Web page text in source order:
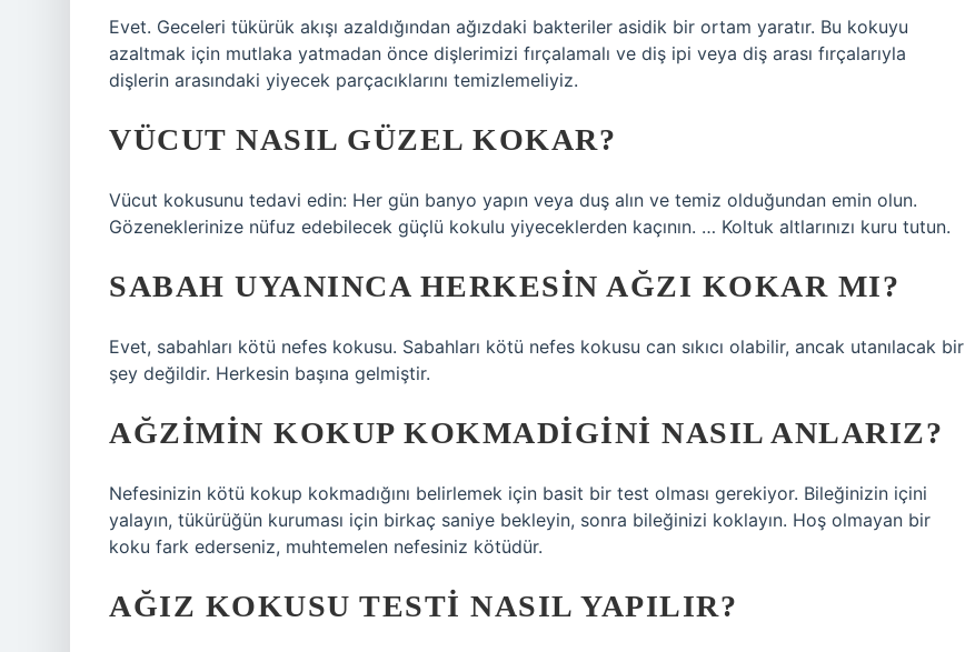
Evet. Geceleri tükürük akışı azaldığından ağızdaki bakteriler asidik bir ortam yaratır. Bu kokuyu
azaltmak için mutlaka yatmadan önce dişlerimizi fırçalamalı ve diş ipi veya diş arası fırçalarıyla
dişlerin arasındaki yiyecek parçacıklarını temizlemeliyiz.
VÜCUT NASIL GÜZEL KOKAR?
Vücut kokusunu tedavi edin: Her gün banyo yapın veya duş alın ve temiz olduğundan emin olun.
Gözeneklerinize nüfuz edebilecek güçlü kokulu yiyeceklerden kaçının. … Koltuk altlarınızı kuru tutun.
SABAH UYANINCA HERKESIN AĞZI KOKAR MI?
Evet, sabahları kötü nefes kokusu. Sabahları kötü nefes kokusu can sıkıcı olabilir, ancak utanılacak bir
şey değildir. Herkesin başına gelmiştir.
AĞZIMIN KOKUP KOKMADIGINI NASIL ANLARIZ?
Nefesinizin kötü kokup kokmadığını belirlemek için basit bir test olması gerekiyor. Bileğinizin içini
yalayın, tükürüğün kuruması için birkaç saniye bekleyin, sonra bileğinizi koklayın. Hoş olmayan bir
koku fark ederseniz, muhtemelen nefesiniz kötüdür.
AĞIZ KOKUSU TESTI NASIL YAPILIR?